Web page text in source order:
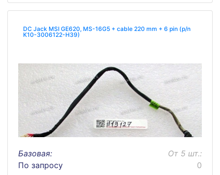
DC Jack MSI GE620, MS-16G5 + cable 220 mm + 6 pin (p/n
K10-3006122-H39)
Базовая:
По запросу
От 5 шт.:
0